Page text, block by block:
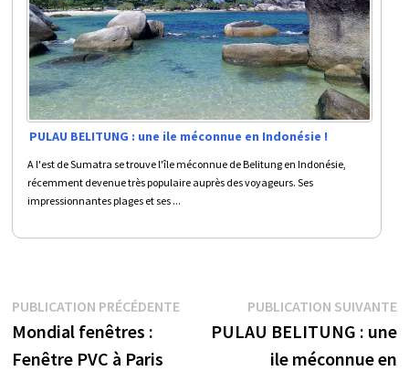
PULAU BELITUNG : une ile méconnue en Indonésie !
A l'est de Sumatra se trouve l'île méconnue de Belitung en Indonésie,
récemment devenue très populaire auprès des voyageurs. Ses
impressionnantes plages et ses ...
Navigation
de
PUBLICATION PRÉCÉDENTEPublication
précédente :
Mondial fenêtres :
Fenêtre PVC à Paris
PUBLICATION SUIVANTE
PULAU BELITUNG : une
ile méconnue en